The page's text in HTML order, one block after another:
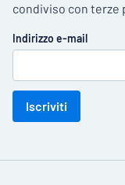
condiviso con terze
Indirizzo e-mail
Iscriviti